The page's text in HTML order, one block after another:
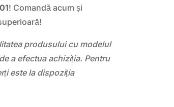
! Comandă acum și
produsului cu modelul
a efectua achiziția. Pentru
este la dispoziția